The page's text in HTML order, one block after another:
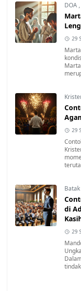
DOA ,
29
29
Batak
di
29